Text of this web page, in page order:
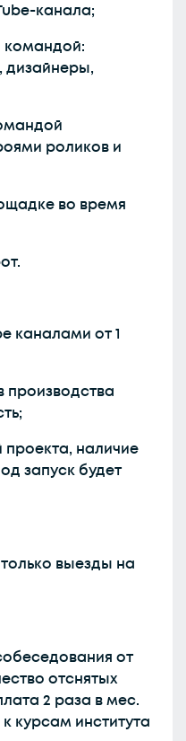
канала;
командой:
роликов и
во время
каналами от 1
наличие
запуск будет
выезды на
от
отснятых
2 раза в мес.
курсам института